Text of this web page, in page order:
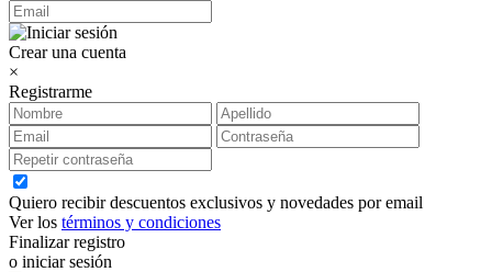
Crear una cuenta
×
Registrarme
Quiero recibir descuentos exclusivos y novedades por email
Ver los términos y condiciones
Finalizar registro
o iniciar sesión